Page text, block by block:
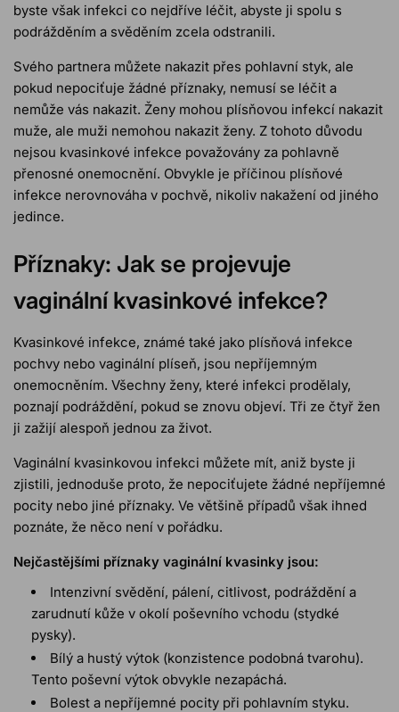
byste však infekci co nejdříve léčit, abyste ji spolu s
podrážděním a svěděním zcela odstranili.
Svého partnera můžete nakazit přes pohlavní styk, ale
pokud nepociťuje žádné příznaky, nemusí se léčit a
nemůže vás nakazit. Ženy mohou plísňovou infekcí nakazit
muže, ale muži nemohou nakazit ženy. Z tohoto důvodu
nejsou kvasinkové infekce považovány za pohlavně
přenosné onemocnění. Obvykle je příčinou plísňové
infekce nerovnováha v pochvě, nikoliv nakažení od jiného
jedince.
Příznaky: Jak se projevuje
vaginální kvasinkové infekce?
Kvasinkové infekce, známé také jako plísňová infekce
pochvy nebo vaginální plíseň, jsou nepříjemným
onemocněním. Všechny ženy, které infekci prodělaly,
poznají podráždění, pokud se znovu objeví. Tři ze čtyř žen
ji zažijí alespoň jednou za život.
Vaginální kvasinkovou infekci můžete mít, aniž byste ji
zjistili, jednoduše proto, že nepociťujete žádné nepříjemné
pocity nebo jiné příznaky. Ve většině případů však ihned
poznáte, že něco není v pořádku.
Nejčastějšími příznaky vaginální kvasinky jsou:
Intenzivní svědění, pálení, citlivost, podráždění a
zarudnutí kůže v okolí poševního vchodu (stydké
pysky).
Bílý a hustý výtok (konzistence podobná tvarohu).
Tento poševní výtok obvykle nezapáchá.
Bolest a nepříjemné pocity při pohlavním styku.